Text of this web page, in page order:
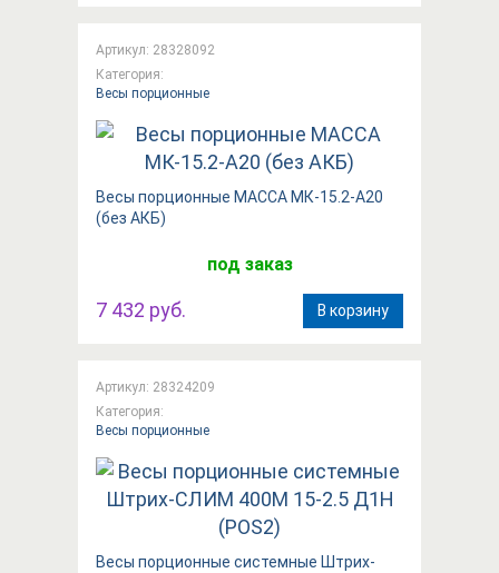
Артикул: 28328092
Категория:
Весы порционные
Весы порционные МАССА МК-15.2-А20
(без АКБ)
под заказ
7 432 руб. В корзину
Артикул: 28324209
Категория:
Весы порционные
Весы порционные системные Штрих-